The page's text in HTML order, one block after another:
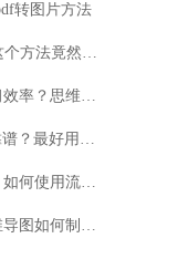
转图片方法
13.PDF转换Word怎么操作？这个方法竟然如此简单
14.思维导图案例如何提升学习效率？思维导图案例能否帮助解决问题？
15.PDF转CAD转换器哪个更靠谱？最好用的PDF转CAD转换器是哪个？
16.流行思维导图样式是什么？如何使用流行思维导图样式？
17.九年级上册道德与法治思维导图如何制作？为什么重要？